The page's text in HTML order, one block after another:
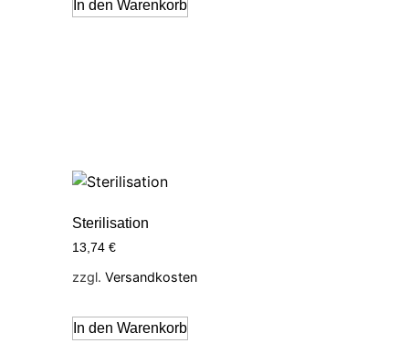
In den Warenkorb
Sterilisation
13,74 €
zzgl. Versandkosten
In den Warenkorb